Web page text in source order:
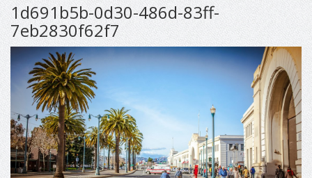
1d691b5b-0d30-486d-83ff-
7eb2830f62f7